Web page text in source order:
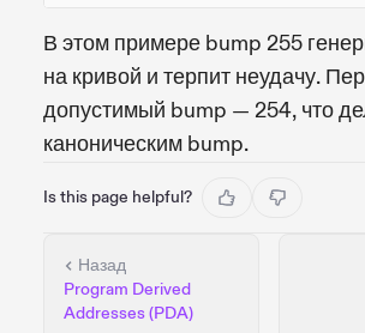
В этом примере bump 255
на кривой и терпит неудачу.
допустимый bump — 254, что
каноническим bump.
Is this page helpful?
Назад
Program Derived
Addresses (PDA)